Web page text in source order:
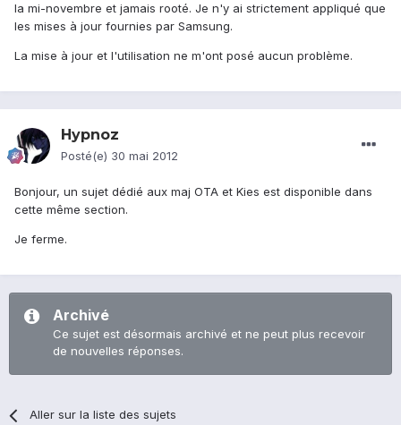
la mi-novembre et jamais rooté. Je n'y ai strictement appliqué que
les mises à jour fournies par Samsung.
La mise à jour et l'utilisation ne m'ont posé aucun problème.
Hypnoz
Posté(e) 30 mai 2012
Bonjour, un sujet dédié aux maj OTA et Kies est disponible dans
cette même section.
Je ferme.
Archivé
Ce sujet est désormais archivé et ne peut plus recevoir
de nouvelles réponses.
Aller sur la liste des sujets